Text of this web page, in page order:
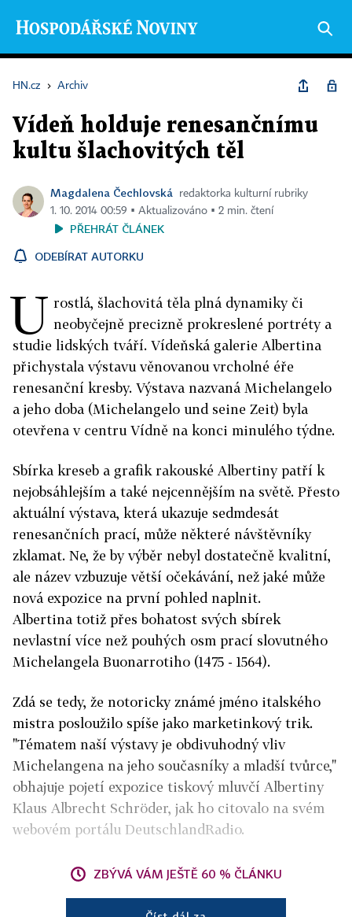
HN.cz › Archiv
Vídeň holduje renesančnímu
kultu šlachovitých těl
Magdalena Čechlovská
redaktorka kulturní rubriky
1. 10. 2014 00:59 ▪ Aktualizováno ▪ 2 min. čtení
PŘEHRÁT ČLÁNEK
ODEBÍRAT AUTORKU
U rostlá, šlachovitá těla plná dynamiky či
neobyčejně precizně prokreslené portréty a
studie lidských tváří. Vídeňská galerie Albertina
přichystala výstavu věnovanou vrcholné éře
renesanční kresby. Výstava nazvaná Michelangelo
a jeho doba (Michelangelo und seine Zeit) byla
otevřena v centru Vídně na konci minulého týdne.
Sbírka kreseb a grafik rakouské Albertiny patří k
nejobsáhlejším a také nejcennějším na světě. Přesto
aktuální výstava, která ukazuje sedmdesát
renesančních prací, může některé návštěvníky
zklamat. Ne, že by výběr nebyl dostatečně kvalitní,
ale název vzbuzuje větší očekávání, než jaké může
nová expozice na první pohled naplnit.
Albertina totiž přes bohatost svých sbírek
nevlastní více než pouhých osm prací slovutného
Michelangela Buonarrotiho (1475 - 1564).
Zdá se tedy, že notoricky známé jméno italského
mistra posloužilo spíše jako marketinkový trik.
"Tématem naší výstavy je obdivuhodný vliv
Michelangena na jeho současníky a mladší tvůrce,"
obhajuje pojetí expozice tiskový mluvčí Albertiny
Klaus Albrecht Schröder, jak ho citovalo na svém
webovém portálu DeutschlandRadio.
ZBÝVÁ VÁM JEŠTĚ 60 % ČLÁNKU